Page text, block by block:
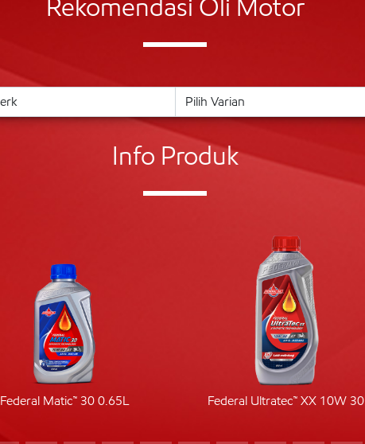
Rekomendasi Oli Motor
Info Produk
Federal Matic™ 30 0.65L Federal Ultratec™ XX 10W 30